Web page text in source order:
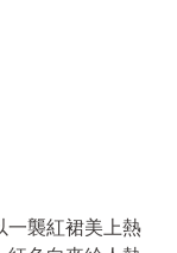
一襲紅裙美上熱